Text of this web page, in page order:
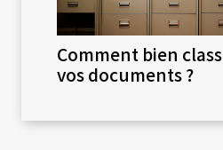
Comment bien
vos documents ?